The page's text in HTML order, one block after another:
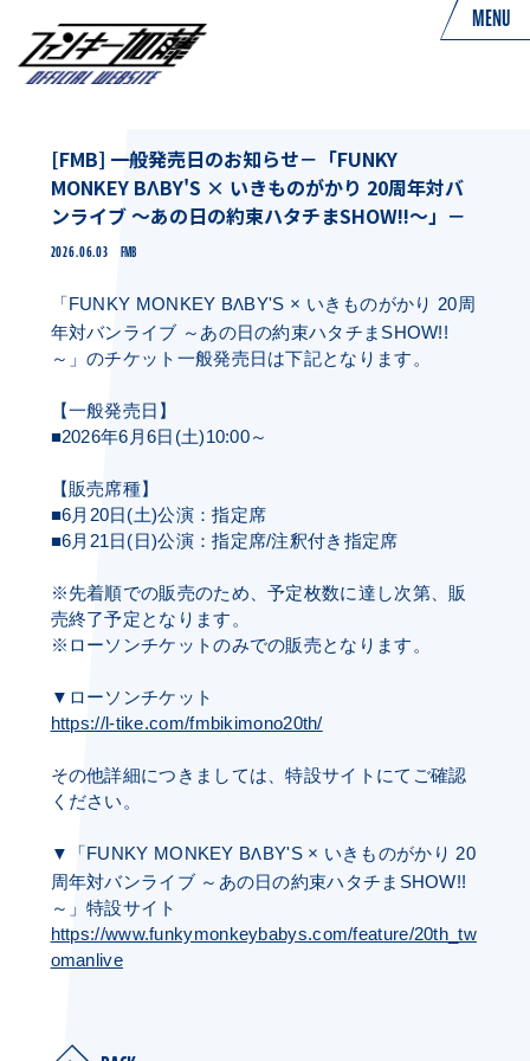
MENU
[FMB] 一般発売日のお知らせ－「FUNKY
MONKEY BΛBY'S × いきものがかり 20周年対バ
ンライブ ～あの日の約束ハタチまSHOW!!～」－
2026.06.03 FMB
「FUNKY MONKEY BΛBY'S × いきものがかり 20周
年対バンライブ ～あの日の約束ハタチま SHOW!!
～」のチケット一般発売日は下記となります。
【一般発売日】
■2026年6 月6日 (土)10:00～
【販売席種】
■6月 20日(土)公演：指定席
■6月 21日(日)公演：指定席/注釈付き指定席
※先着順での販売のため、予定枚数に達し次第、販
売終了予定となります。
※ローソンチケットのみでの販売となります。
▼ローソンチケット
https://l-tike.com/fmbikimono20th/
その他詳細につきましては、特設サイトにてご確認
ください。
▼「FUNKY MONKEY BΛBY'S × いきものがかり 20
周年対バンライブ ～あの日の約束ハタチま SHOW!!
～」特設サイト
https://www.funkymonkeybabys.com/feature/20th_tw
omanlive